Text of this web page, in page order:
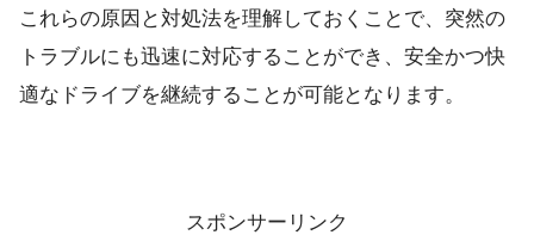
これらの原因と対処法を理解しておくことで、突然の
トラブルにも迅速に対応することができ、安全かつ快
適なドライブを継続することが可能となります。
スポンサーリンク